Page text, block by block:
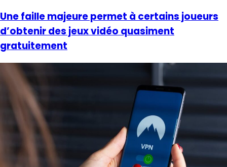
Une faille majeure permet à certains joueurs
d’obtenir des jeux vidéo quasiment
gratuitement